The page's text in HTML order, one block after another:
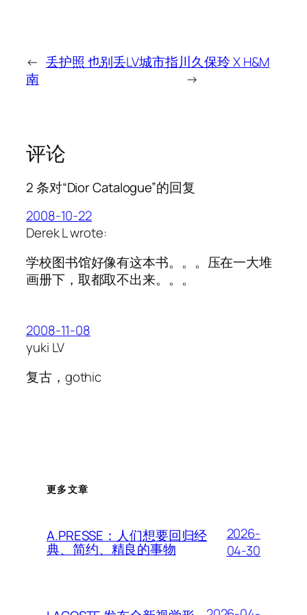
← 丢护照 也别丢LV城市指
南
川久保玲 X H&M
→
评论
2 条对“Dior Catalogue”的回复
2008-10-22
Derek L wrote:
学校图书馆好像有这本书。。。压在一大堆
画册下，取都取不出来。。。
2008-11-08
yuki LV
复古，gothic
更多文章
A.PRESSE：人们想要回归经
典、简约、精良的事物
2026-
04-30